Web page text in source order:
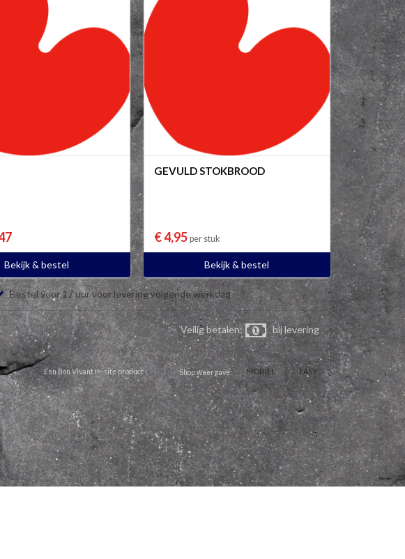
Bekijk & bestel
GEVULD STOKBROOD
€ 4,95 per stuk
Bekijk & bestel
Bestel voor 17 uur voor levering volgende werkdag
Veilig betalen: bij levering
Een Bon Vivant In-site product Shop weergave: MOBIEL EASY